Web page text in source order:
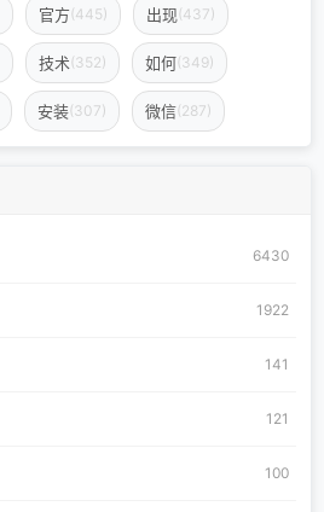
官方(445) 出现(437)
技术(352) 如何(349)
安装(307) 微信(287)
6430
1922
141
121
100